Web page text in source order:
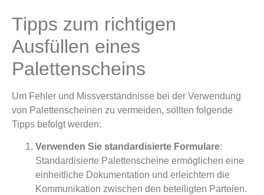
Tipps zum richtigen
Ausfüllen eines
Palettenscheins
Um Fehler und Missverständnisse bei der Verwendung
von Palettenscheinen zu vermeiden, sollten folgende
Tipps befolgt werden:
Verwenden Sie standardisierte Formulare:
Standardisierte Palettenscheine ermöglichen eine
einheitliche Dokumentation und erleichtern die
Kommunikation zwischen den beteiligten Parteien.